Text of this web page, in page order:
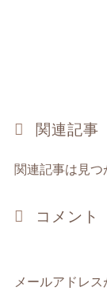
関連記事
関連記事は見つ
コメント
メールアドレ